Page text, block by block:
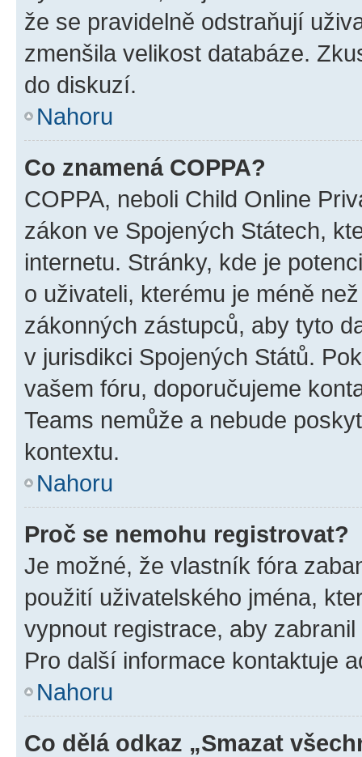
že se pravidelně odstraňují
zmenšila velikost databáze.
do diskuzí.
Nahoru
Co znamená COPPA?
COPPA, neboli Child Online
zákon ve Spojených Státech,
internetu. Stránky, kde je
o uživateli, kterému je méně
zákonných zástupců, aby tyto
v jurisdikci Spojených Států.
vašem fóru, doporučujeme
Teams nemůže a nebude
kontextu.
Nahoru
Proč se nemohu registrovat?
Je možné, že vlastník fóra
použití uživatelského jména,
vypnout registrace, aby
Pro další informace kontaktuje
Nahoru
Co dělá odkaz „Smazat